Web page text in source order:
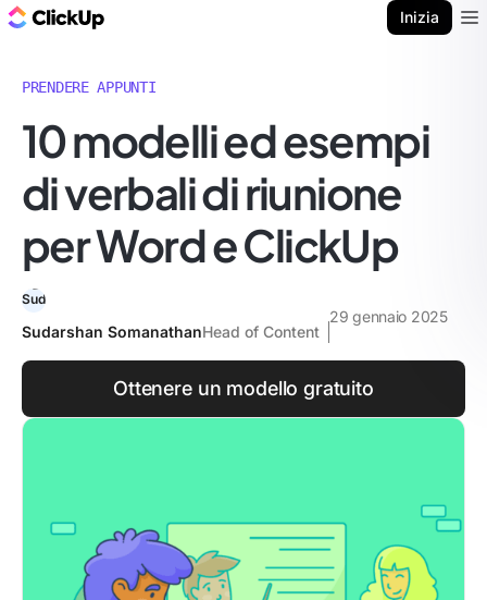
Inizia
PRENDERE APPUNTI
10 modelli ed esempi
di verbali di riunione
per Word e ClickUp
Sudarshan SomanathanHead of Content
29 gennaio 2025
Ottenere un modello gratuito